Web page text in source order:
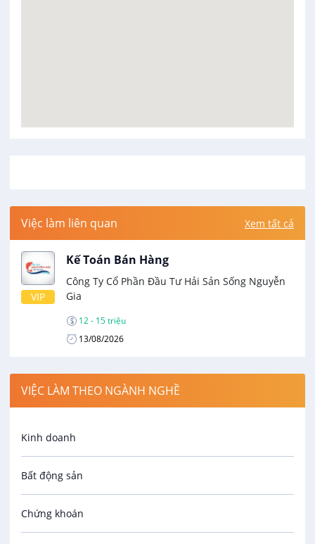
Việc làm liên quan Xem tất cả
VIP
Kế Toán Bán Hàng
Công Ty Cổ Phần Đầu Tư Hải Sản Sống Nguyễn
Gia
12 - 15 triệu
13/08/2026
VIỆC LÀM THEO NGÀNH NGHỀ
Kinh doanh
Bất động sản
Chứng khoán